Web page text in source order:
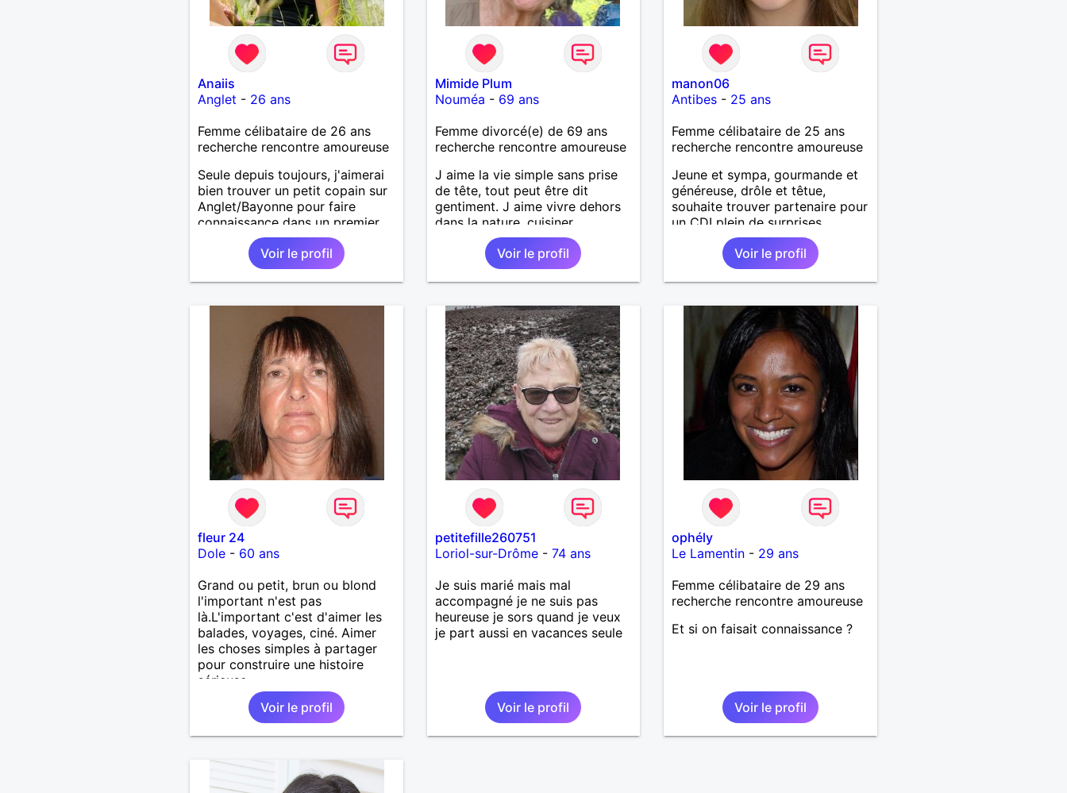
Anaiis
Anglet - 26 ans
Femme célibataire de 26 ans
recherche rencontre amoureuse
Seule depuis toujours, j'aimerai
bien trouver un petit copain sur
Anglet/Bayonne pour faire
connaissance dans un premier
temps et qui sait si la magie
Voir le profil
Mimide Plum
Nouméa - 69 ans
Femme divorcé(e) de 69 ans
recherche rencontre amoureuse
J aime la vie simple sans prise
de tête, tout peut être dit
gentiment. J aime vivre dehors
dans la nature, cuisiner,
randonner, camper, voyager,
découvrir, comprendre des
nouveaux trucs techniques et
sur la vie des êtres vivants. J
bois pratiquement pas d alcool,
je fume rarement, je ris souvent.
Je cherche un vrai amoureux
pour continuer à profiter de la
vie mais à deux. Je peux tout
faire toute seule, mais j en ai
marre je veux partagé et rigoler
Voir le profil
manon06
Antibes - 25 ans
Femme célibataire de 25 ans
recherche rencontre amoureuse
Jeune et sympa, gourmande et
généreuse, drôle et têtue,
souhaite trouver partenaire pour
un CDI plein de surprises.
Voir le profil
fleur 24
Dole- 60 ans
Grand ou petit, brun ou blond
l'important n'est pas
là.L'important c'est d'aimer les
balades, voyages, ciné. Aimer
les choses simples à partager
pour construire une histoire
sérieuse.
Voir le profil
petitefille260751
Loriol-sur-Drôme- 74 ans
Je suis marié mais mal
accompagné je ne suis pas
heureuse je sors quand je veux
je part aussi en vacances seule
Voir le profil
ophély
Le Lamentin - 29 ans
Femme célibataire de 29 ans
recherche rencontre amoureuse
Et si on faisait connaissance ?
Voir le profil